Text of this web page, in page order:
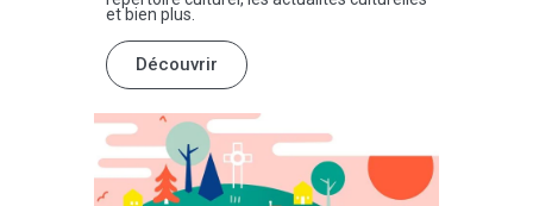
et bien plus.
Découvrir